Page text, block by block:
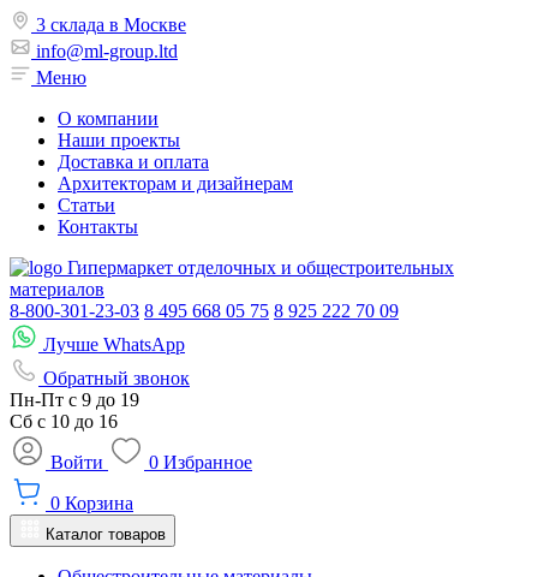
3 склада в Москве
info@ml-group.ltd
Меню
О компании
Наши проекты
Доставка и оплата
Архитекторам и дизайнерам
Статьи
Контакты
Гипермаркет отделочных и общестроительных
материалов
8-800-301-23-03 8 495 668 05 75 8 925 222 70 09
Лучше WhatsApp
Обратный звонок
Пн-Пт с 9 до 19
Сб с 10 до 16
Войти
0 Избранное
0 Корзина
Каталог товаров